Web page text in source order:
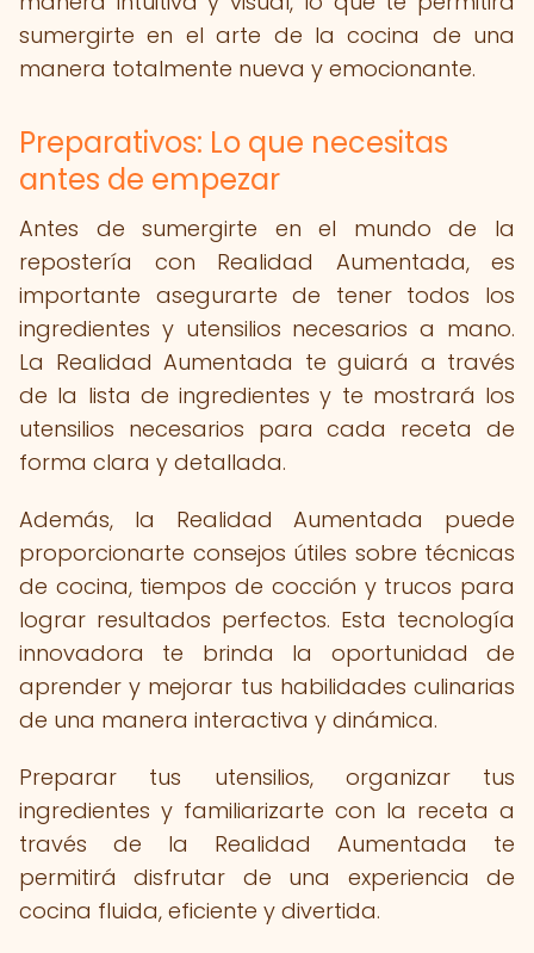
sumergirte en el arte de la cocina de una
manera totalmente nueva y emocionante.
Preparativos: Lo que necesitas
antes de empezar
Antes de sumergirte en el mundo de la
repostería con Realidad Aumentada, es
importante asegurarte de tener todos los
ingredientes y utensilios necesarios a mano.
La Realidad Aumentada te guiará a través
de la lista de ingredientes y te mostrará los
utensilios necesarios para cada receta de
forma clara y detallada.
Además, la Realidad Aumentada puede
proporcionarte consejos útiles sobre técnicas
de cocina, tiempos de cocción y trucos para
lograr resultados perfectos. Esta tecnología
innovadora te brinda la oportunidad de
aprender y mejorar tus habilidades culinarias
de una manera interactiva y dinámica.
Preparar tus utensilios, organizar tus
ingredientes y familiarizarte con la receta a
través de la Realidad Aumentada te
permitirá disfrutar de una experiencia de
cocina fluida, eficiente y divertida.